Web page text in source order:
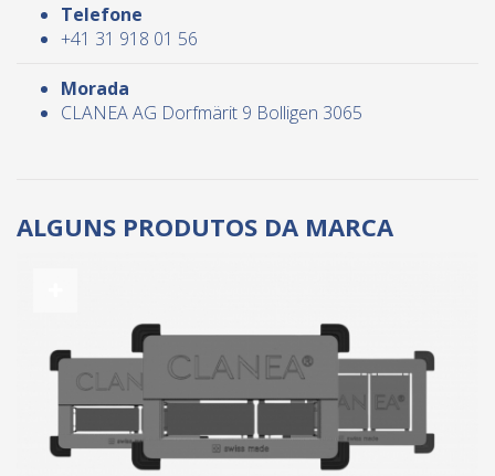
Telefone
+41 31 918 01 56
Morada
CLANEA AG Dorfmärit 9 Bolligen 3065
ALGUNS PRODUTOS DA MARCA